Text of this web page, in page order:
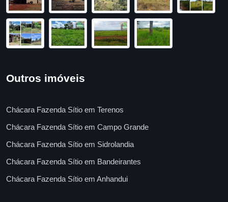
Outros imóveis
Chácara Fazenda Sítio em Terenos
Chácara Fazenda Sítio em Campo Grande
Chácara Fazenda Sítio em Sidrolandia
Chácara Fazenda Sítio em Bandeirantes
Chácara Fazenda Sítio em Anhandui